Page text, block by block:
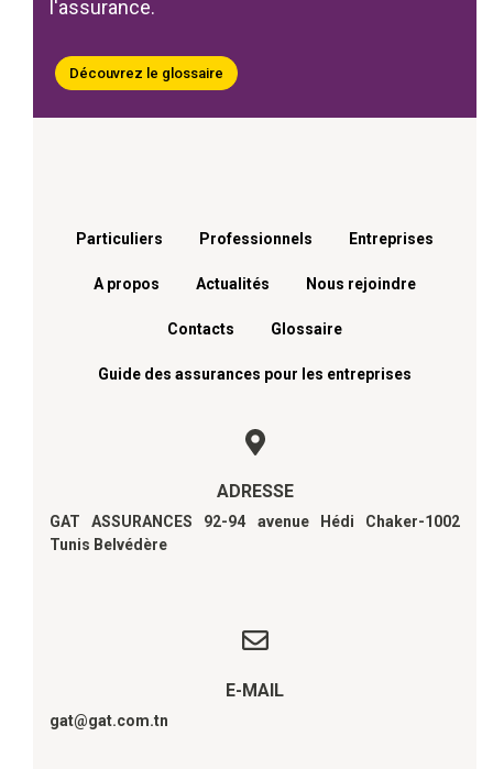
l'assurance.
Découvrez le glossaire
Menu footer
Particuliers Professionnels Entreprises
A propos Actualités Nous rejoindre
Contacts Glossaire
Guide des assurances pour les entreprises
ADRESSE
GAT ASSURANCES 92-94 avenue Hédi Chaker-1002
Tunis Belvédère
E-MAIL
gat@gat.com.tn